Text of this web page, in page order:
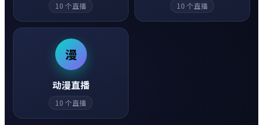
10 个直播 10 个直播
漫
动漫直播
10 个直播